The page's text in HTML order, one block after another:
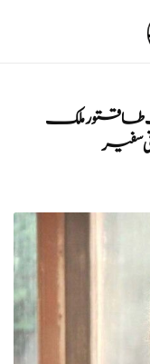
طاقتور ملک
سفیر